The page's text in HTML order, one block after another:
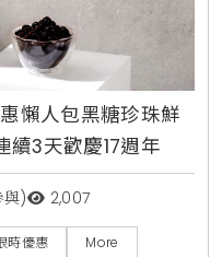
懶人包黑糖珍珠鮮
續3天歡慶17週年
與) 2,007
時優惠 More